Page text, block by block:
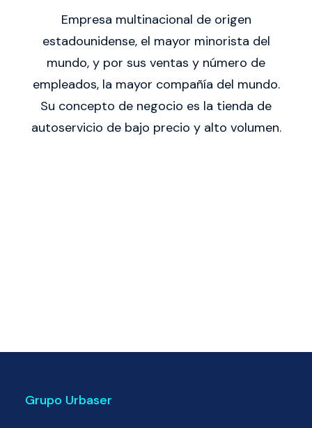
Empresa multinacional de origen
estadounidense, el mayor minorista del
mundo, y por sus ventas y número de
empleados, la mayor compañía del mundo.
Su concepto de negocio es la tienda de
autoservicio de bajo precio y alto volumen.
Grupo Urbaser